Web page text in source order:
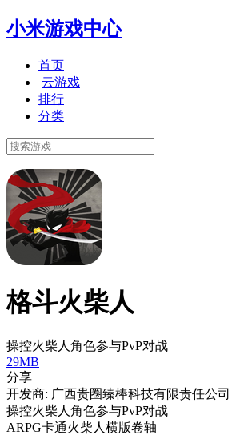
小米游戏中心
首页
云游戏
排行
分类
格斗火柴人
操控火柴人角色参与PvP对战
29MB
分享
开发商: 广西贵圈臻棒科技有限责任公司
操控火柴人角色参与PvP对战
ARPG卡通火柴人 横版卷轴